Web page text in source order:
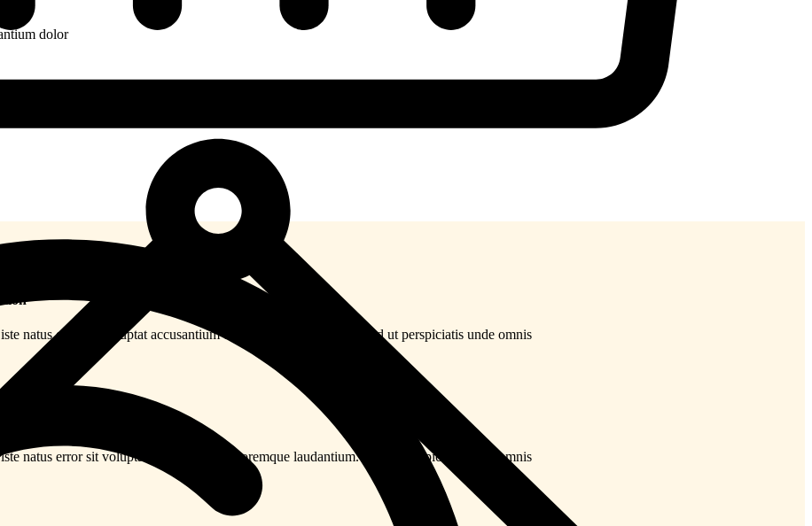
dolor
iste natus error sit voluptat accusantium doloremque laudantium. Sed ut perspiciatis unde omnis
natus error sit voluptat accusantium doloremque laudantium. Sed ut perspiciatis unde omnis